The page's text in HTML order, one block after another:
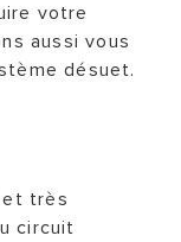
votre
aussi vous
désuet.
et très
circuit